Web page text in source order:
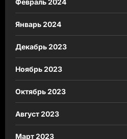
Февраль 2024
Январь 2024
Декабрь 2023
Ноябрь 2023
Октябрь 2023
Август 2023
Март 2023